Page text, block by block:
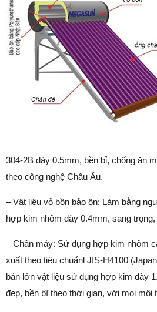
304-2B dày 0.5mm, bền bỉ, chống ăn
theo công nghệ Châu Âu.
– Vật liệu vỏ bồn bảo ôn: Làm bằng
hợp kim nhôm dày 0.4mm, sang
– Chân máy: Sử dụng hợp kim nhôm
xuất theo tiêu chuẩnl JIS-H4100
bản lớn vật liệu sử dụng hợp kim dày
đẹp, bền bĩ theo thời gian, với mọi môi